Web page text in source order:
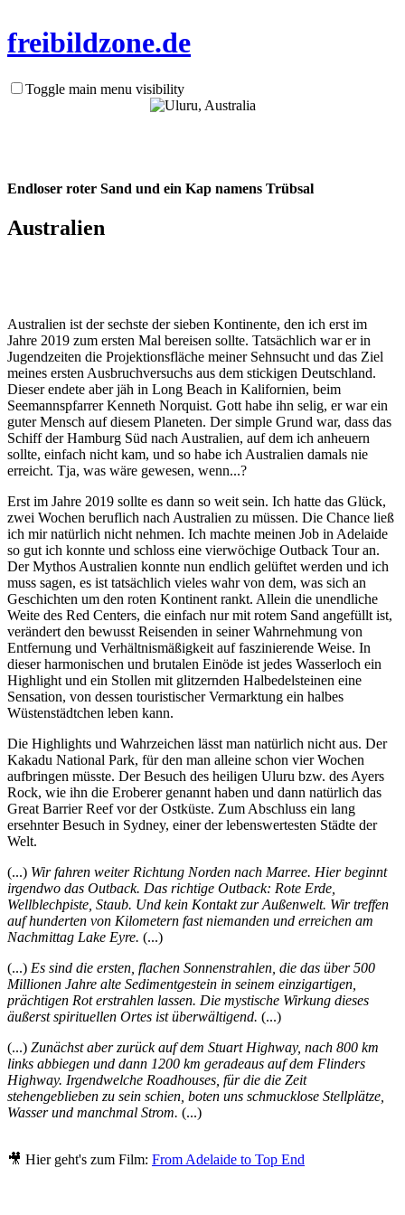
freibildzone.de
Toggle main menu visibility
Endloser roter Sand und ein Kap namens Trübsal
Australien
Australien ist der sechste der sieben Kontinente, den ich erst im
Jahre 2019 zum ersten Mal bereisen sollte. Tatsächlich war er in
Jugendzeiten die Projektionsfläche meiner Sehnsucht und das Ziel
meines ersten Ausbruchversuchs aus dem stickigen Deutschland.
Dieser endete aber jäh in Long Beach in Kalifornien, beim
Seemannspfarrer Kenneth Norquist. Gott habe ihn selig, er war ein
guter Mensch auf diesem Planeten. Der simple Grund war, dass das
Schiff der Hamburg Süd nach Australien, auf dem ich anheuern
sollte, einfach nicht kam, und so habe ich Australien damals nie
erreicht. Tja, was wäre gewesen, wenn...?
Erst im Jahre 2019 sollte es dann so weit sein. Ich hatte das Glück,
zwei Wochen beruflich nach Australien zu müssen. Die Chance ließ
ich mir natürlich nicht nehmen. Ich machte meinen Job in Adelaide
so gut ich konnte und schloss eine vierwöchige Outback Tour an.
Der Mythos Australien konnte nun endlich gelüftet werden und ich
muss sagen, es ist tatsächlich vieles wahr von dem, was sich an
Geschichten um den roten Kontinent rankt. Allein die unendliche
Weite des Red Centers, die einfach nur mit rotem Sand angefüllt ist,
verändert den bewusst Reisenden in seiner Wahrnehmung von
Entfernung und Verhältnismäßigkeit auf faszinierende Weise. In
dieser harmonischen und brutalen Einöde ist jedes Wasserloch ein
Highlight und ein Stollen mit glitzernden Halbedelsteinen eine
Sensation, von dessen touristischer Vermarktung ein halbes
Wüstenstädtchen leben kann.
Die Highlights und Wahrzeichen lässt man natürlich nicht aus. Der
Kakadu National Park, für den man alleine schon vier Wochen
aufbringen müsste. Der Besuch des heiligen Uluru bzw. des Ayers
Rock, wie ihn die Eroberer genannt haben und dann natürlich das
Great Barrier Reef vor der Ostküste. Zum Abschluss ein lang
ersehnter Besuch in Sydney, einer der lebenswertesten Städte der
Welt.
(...) Wir fahren weiter Richtung Norden nach Marree. Hier beginnt
irgendwo das Outback. Das richtige Outback: Rote Erde,
Wellblechpiste, Staub. Und kein Kontakt zur Außenwelt. Wir treffen
auf hunderten von Kilometern fast niemanden und erreichen am
Nachmittag Lake Eyre. (...)
(...) Es sind die ersten, flachen Sonnenstrahlen, die das über 500
Millionen Jahre alte Sedimentgestein in seinem einzigartigen,
prächtigen Rot erstrahlen lassen. Die mystische Wirkung dieses
äußerst spirituellen Ortes ist überwältigend. (...)
(...) Zunächst aber zurück auf dem Stuart Highway, nach 800 km
links abbiegen und dann 1200 km geradeaus auf dem Flinders
Highway. Irgendwelche Roadhouses, für die die Zeit
stehengeblieben zu sein schien, boten uns schmucklose Stellplätze,
Wasser und manchmal Strom. (...)
🎥 Hier geht's zum Film: From Adelaide to Top End